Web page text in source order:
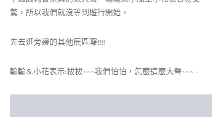
驚，所以我們就沒等到遊行開始，
先去逛旁邊的其他展區囉!!!!
輪輪&小花表示:拔拔~~~我們怕怕，怎麼這麼大聲~~~